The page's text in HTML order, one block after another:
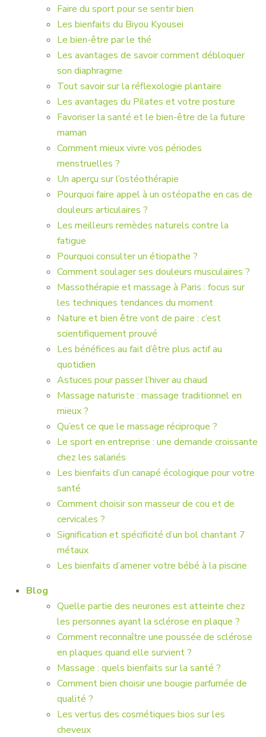
Faire du sport pour se sentir bien
Les bienfaits du Biyou Kyousei
Le bien-être par le thé
Les avantages de savoir comment débloquer
son diaphragme
Tout savoir sur la réflexologie plantaire
Les avantages du Pilates et votre posture
Favoriser la santé et le bien-être de la future
maman
Comment mieux vivre vos périodes
menstruelles ?
Un aperçu sur l’ostéothérapie
Pourquoi faire appel à un ostéopathe en cas de
douleurs articulaires ?
Les meilleurs remèdes naturels contre la
fatigue
Pourquoi consulter un étiopathe ?
Comment soulager ses douleurs musculaires ?
Massothérapie et massage à Paris : focus sur
les techniques tendances du moment
Nature et bien être vont de paire : c’est
scientifiquement prouvé
Les bénéfices au fait d’être plus actif au
quotidien
Astuces pour passer l’hiver au chaud
Massage naturiste : massage traditionnel en
mieux ?
Qu’est ce que le massage réciproque ?
Le sport en entreprise : une demande croissante
chez les salariés
Les bienfaits d’un canapé écologique pour votre
santé
Comment choisir son masseur de cou et de
cervicales ?
Signification et spécificité d’un bol chantant 7
métaux
Les bienfaits d’amener votre bébé à la piscine
Blog
Quelle partie des neurones est atteinte chez
les personnes ayant la sclérose en plaque ?
Comment reconnaître une poussée de sclérose
en plaques quand elle survient ?
Massage : quels bienfaits sur la santé ?
Comment bien choisir une bougie parfumée de
qualité ?
Les vertus des cosmétiques bios sur les
cheveux